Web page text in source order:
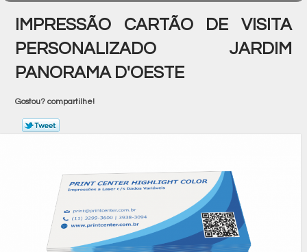
IMPRESSÃO CARTÃO DE VISITA
PERSONALIZADO JARDIM
PANORAMA D'OESTE
Gostou? compartilhe!